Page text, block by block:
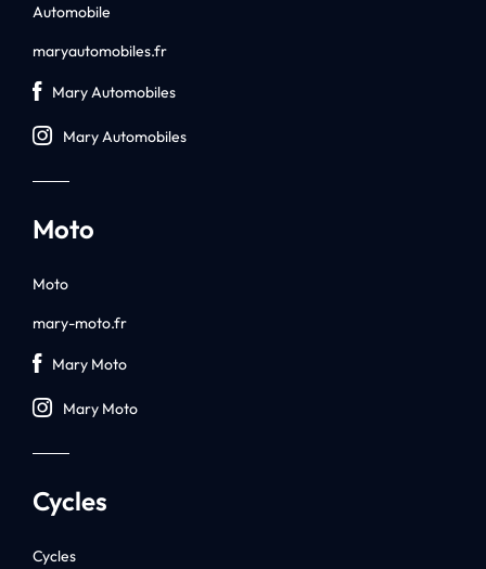
Automobile
maryautomobiles.fr
Mary Automobiles
Mary Automobiles
Moto
Moto
mary-moto.fr
Mary Moto
Mary Moto
Cycles
Cycles